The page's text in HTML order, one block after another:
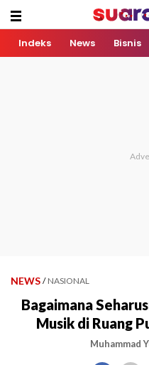
Indeks News Bisnis
NEWS / NASIONAL
Bagaimana
Musik di Ruang
Muhammad